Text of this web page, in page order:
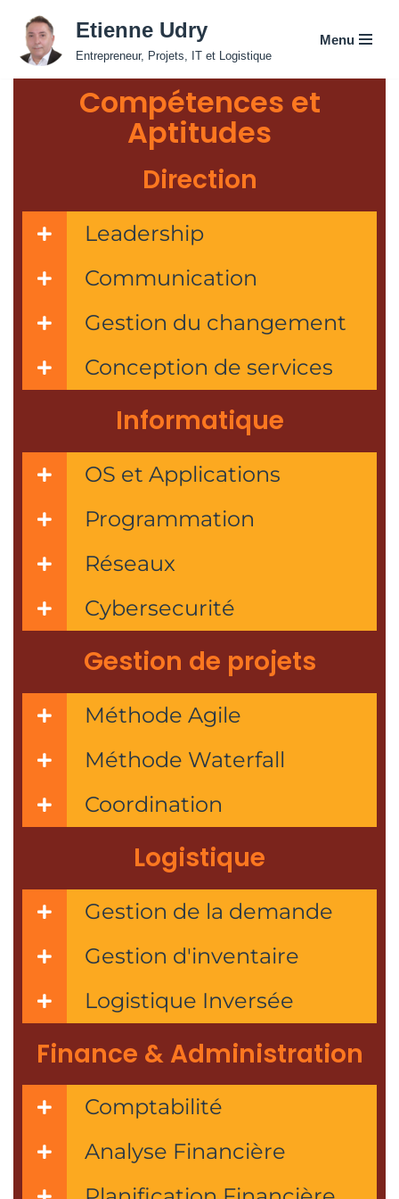
Aller
Etienne Udry
Entrepreneur, Projets, IT et Logistique
Menu
Compétences et
Aptitudes
Direction
Leadership
Communication
Gestion du changement
Conception de services
Informatique
OS et Applications
Programmation
Réseaux
Cybersecurité
Gestion de projets
Méthode Agile
Méthode Waterfall
Coordination
Logistique
Gestion de la demande
Gestion d'inventaire
Logistique Inversée
Finance & Administration
Comptabilité
Analyse Financière